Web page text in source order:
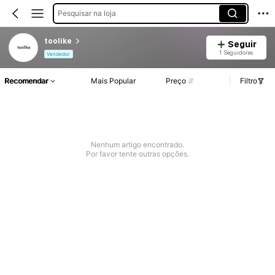
Pesquisar na loja
toolike
Vendedor
Seguir
1 Seguidores
Recomendar Mais Popular Preço Filtro
Nenhum artigo encontrado.
Por favor tente outras opções.